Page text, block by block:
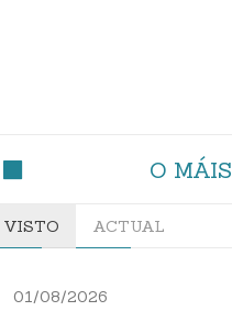
O MÁIS
VISTO ACTUAL
01/08/2026